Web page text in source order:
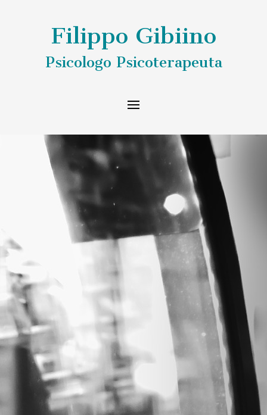
Filippo Gibiino
Psicologo Psicoterapeuta